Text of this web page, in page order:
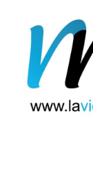
contenido